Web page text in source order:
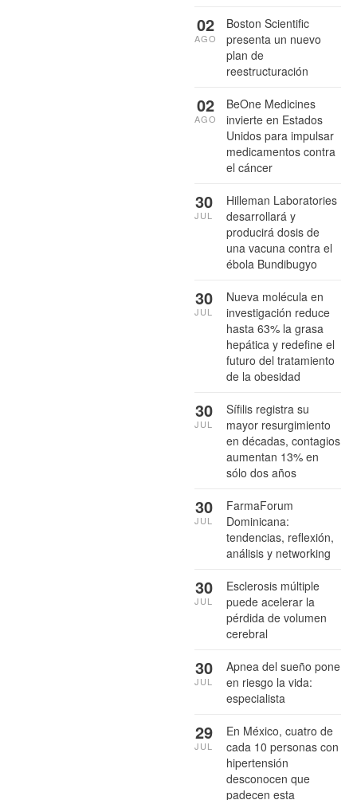
Boston Scientific
presenta un nuevo
plan de
reestructuración
02
AGO
BeOne Medicines
invierte en Estados
Unidos para impulsar
medicamentos contra
el cáncer
02
AGO
Hilleman Laboratories
desarrollará y
producirá dosis de
una vacuna contra el
ébola Bundibugyo
30
JUL
Nueva molécula en
investigación reduce
hasta 63% la grasa
hepática y redefine el
futuro del tratamiento
de la obesidad
30
JUL
Sífilis registra su
mayor resurgimiento
en décadas, contagios
aumentan 13% en
sólo dos años
30
JUL
FarmaForum
Dominicana:
tendencias, reflexión,
análisis y networking
30
JUL
Esclerosis múltiple
puede acelerar la
pérdida de volumen
cerebral
30
JUL
Apnea del sueño pone
en riesgo la vida:
especialista
30
JUL
En México, cuatro de
cada 10 personas con
hipertensión
desconocen que
padecen esta
29
JUL